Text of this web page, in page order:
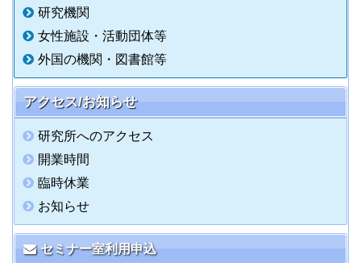
研究機関
女性施設・活動団体等
外国の機関・図書館等
アクセス/お知らせ
研究所へのアクセス
開業時間
臨時休業
お知らせ
セミナー室利用申込